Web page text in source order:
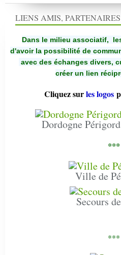
LIENS AMIS, PARTENAIRES
Dans le milieu associatif,
d'avoir la possibilité de
avec des échanges divers,
créer un lien
Cliquez surles logos
Dordogne
***
Ville de
Secours
***